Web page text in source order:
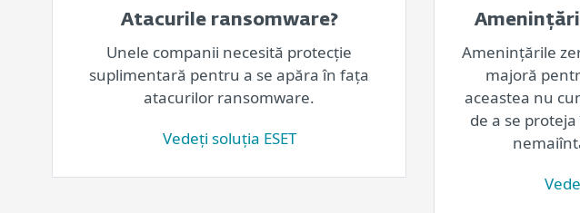
Atacurile ransomware?
Unele companii necesită protecție
suplimentară pentru a se apăra în fața
atacurilor ransomware.
Vedeți soluția ESET
Amenințările
majoră
aceastea nu
de a se